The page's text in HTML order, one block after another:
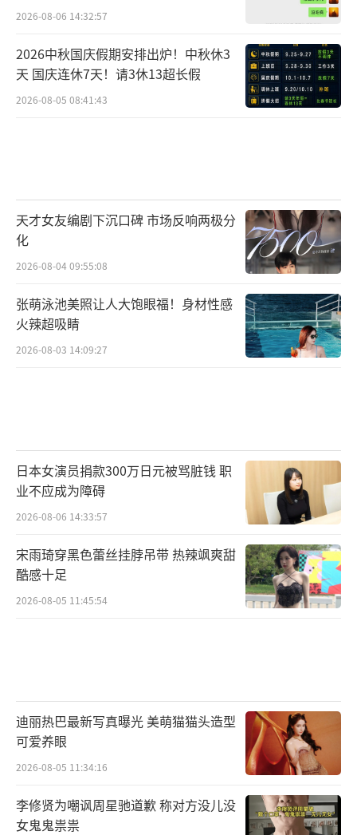
2026-08-06 14:32:57
2026中秋国庆假期安排出炉！中秋休3
天 国庆连休7天！请3休13超长假
2026-08-05 08:41:43
天才女友编剧下沉口碑 市场反响两极分
化
2026-08-04 09:55:08
张萌泳池美照让人大饱眼福！身材性感
火辣超吸睛
2026-08-03 14:09:27
日本女演员捐款300万日元被骂脏钱 职
业不应成为障碍
2026-08-06 14:33:57
宋雨琦穿黑色蕾丝挂脖吊带 热辣飒爽甜
酷感十足
2026-08-05 11:45:54
迪丽热巴最新写真曝光 美萌猫猫头造型
可爱养眼
2026-08-05 11:34:16
李修贤为嘲讽周星驰道歉 称对方没儿没
女鬼鬼祟祟